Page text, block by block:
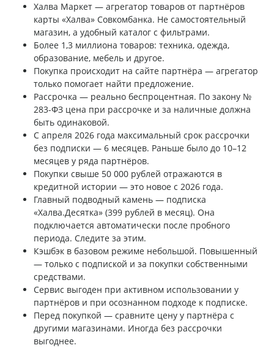
Халва Маркет — агрегатор товаров от партнёров
карты «Халва» Совкомбанка. Не самостоятельный
магазин, а удобный каталог с фильтрами.
Более 1,3 миллиона товаров: техника, одежда,
образование, мебель и другое.
Покупка происходит на сайте партнёра — агрегатор
только помогает найти предложение.
Рассрочка — реально беспроцентная. По закону №
283-ФЗ цена при рассрочке и за наличные должна
быть одинаковой.
С апреля 2026 года максимальный срок рассрочки
без подписки — 6 месяцев. Раньше было до 10–12
месяцев у ряда партнёров.
Покупки свыше 50 000 рублей отражаются в
кредитной истории — это новое с 2026 года.
Главный подводный камень — подписка
«Халва.Десятка» (399 рублей в месяц). Она
подключается автоматически после пробного
периода. Следите за этим.
Кэшбэк в базовом режиме небольшой. Повышенный
— только с подпиской и за покупки собственными
средствами.
Сервис выгоден при активном использовании у
партнёров и при осознанном подходе к подписке.
Перед покупкой — сравните цену у партнёра с
другими магазинами. Иногда без рассрочки
выгоднее.